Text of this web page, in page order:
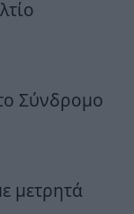
Σύνδρομο
μετρητά